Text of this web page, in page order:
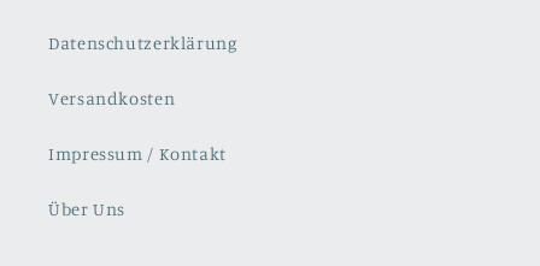
Datenschutzerklärung
Versandkosten
Impressum / Kontakt
Über Uns